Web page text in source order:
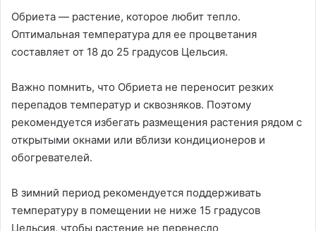
Обриета — растение, которое любит тепло.
Оптимальная температура для ее процветания
составляет от 18 до 25 градусов Цельсия.
Важно помнить, что Обриета не переносит резких
перепадов температур и сквозняков. Поэтому
рекомендуется избегать размещения растения рядом с
открытыми окнами или вблизи кондиционеров и
обогревателей.
В зимний период рекомендуется поддерживать
температуру в помещении не ниже 15 градусов
Цельсия, чтобы растение не перенесло